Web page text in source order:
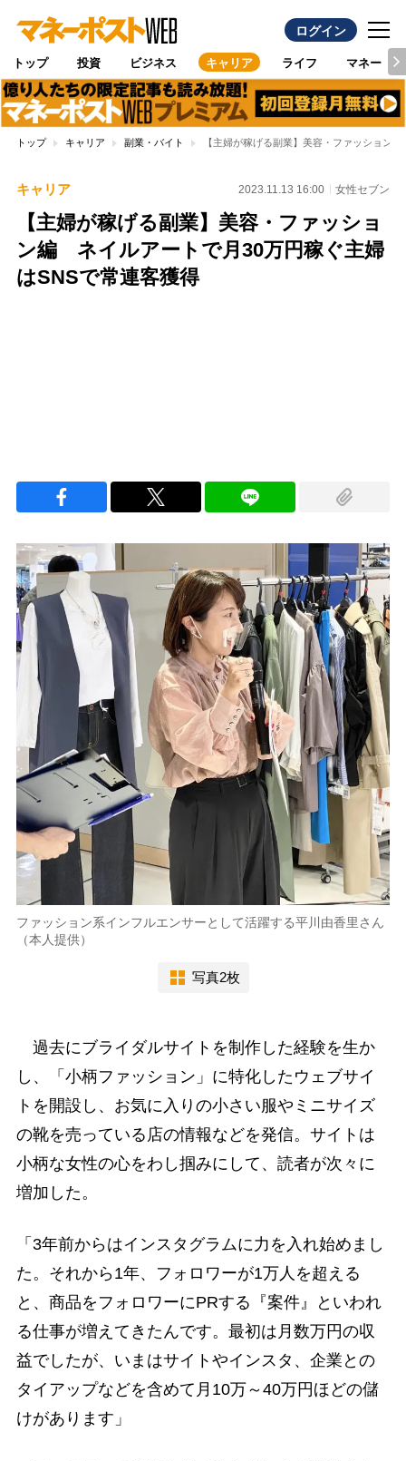
ログイン
トップ 投資 ビジネス キャリア ライフ マネー
トップ キャリア 副業・バイト 【主婦が稼げる副業】美容・ファッション
キャリア 2023.11.13 16:00 女性セブン
【主婦が稼げる副業】美容・ファッショ
ン編 ネイルアートで月30万円稼ぐ主婦
はSNSで常連客獲得
ファッション系インフルエンサーとして活躍する平川由香里さん
（本人提供）
写真2枚
過去にブライダルサイトを制作した経験を生か
し、「小柄ファッション」に特化したウェブサイ
トを開設し、お気に入りの小さい服やミニサイズ
の靴を売っている店の情報などを発信。サイトは
小柄な女性の心をわし掴みにして、読者が次々に
増加した。
「3年前からはインスタグラムに力を入れ始めまし
た。それから1年、フォロワーが1万人を超える
と、商品をフォロワーにPRする『案件』といわれ
る仕事が増えてきたんです。最初は月数万円の収
益でしたが、いまはサイトやインスタ、企業との
タイアップなどを含めて月10万～40万円ほどの儲
けがあります」